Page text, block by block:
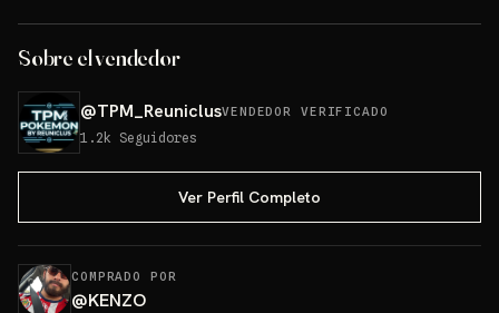
Sobre el vendedor
@TPM_ReuniclusVENDEDOR VERIFICADO
1.2k Seguidores
Ver Perfil Completo
COMPRADO POR
@KENZO